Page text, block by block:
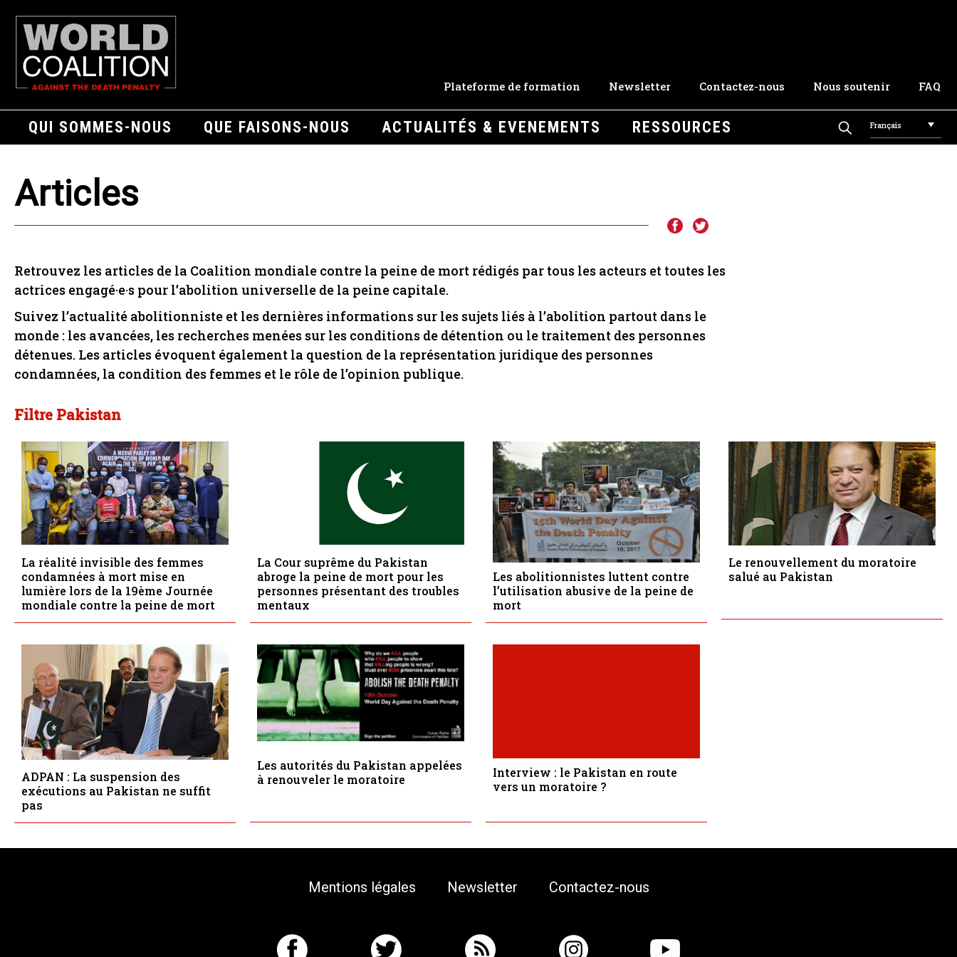
Plateforme de formation Newsletter Contactez-nous Nous soutenir FAQ
QUI SOMMES-NOUS QUE FAISONS-NOUS ACTUALITÉS & EVENEMENTS RESSOURCES Français
Articles
Retrouvez les articles de la Coalition mondiale contre la peine de mort rédigés par tous les acteurs et toutes les
actrices engagé·e·s pour l’abolition universelle de la peine capitale.
Suivez l’actualité abolitionniste et les dernières informations sur les sujets liés à l’abolition partout dans le
monde : les avancées, les recherches menées sur les conditions de détention ou le traitement des personnes
détenues. Les articles évoquent également la question de la représentation juridique des personnes
condamnées, la condition des femmes et le rôle de l’opinion publique.
Filtre Pakistan
La réalité invisible des femmes
condamnées à mort mise en
lumière lors de la 19ème Journée
mondiale contre la peine de mort
La Cour suprême du Pakistan
abroge la peine de mort pour les
personnes présentant des troubles
mentaux
Les abolitionnistes luttent contre
l’utilisation abusive de la peine de
mort
Le renouvellement du moratoire
salué au Pakistan
ADPAN : La suspension des
exécutions au Pakistan ne suffit
pas
Les autorités du Pakistan appelées
à renouveler le moratoire
Interview : le Pakistan en route
vers un moratoire ?
Mentions légales Newsletter Contactez-nous